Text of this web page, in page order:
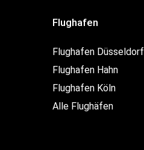
Flughafen
Flughafen Düsseldorf
Flughafen Hahn
Flughafen Köln
Alle Flughäfen